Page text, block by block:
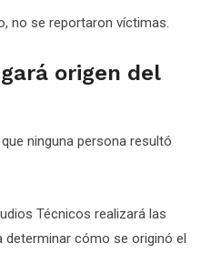
no se reportaron víctimas.
origen del
ninguna persona resultó
Técnicos realizará las
cómo se originó el